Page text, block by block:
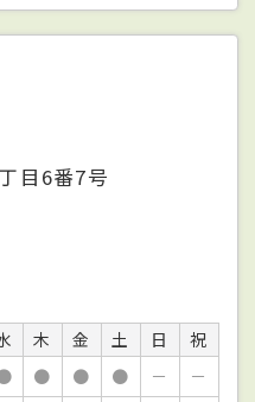
目6番7号
木 金 土 日
祝
● ● ● －
－